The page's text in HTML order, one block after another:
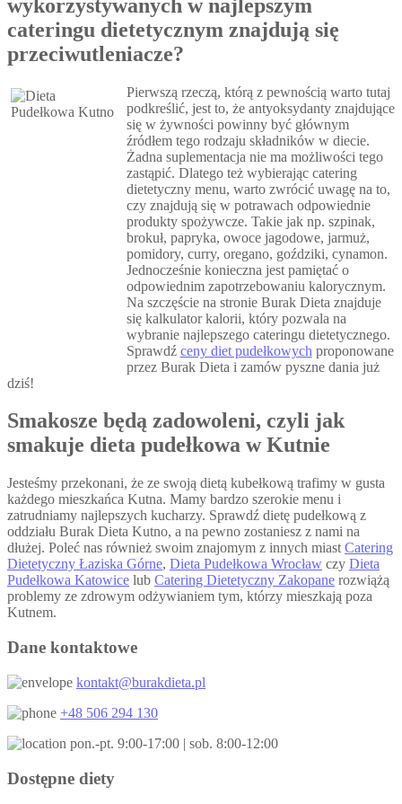
wykorzystywanych w najlepszym
cateringu dietetycznym znajdują się
przeciwutleniacze?
Pierwszą rzeczą, którą z pewnością warto tutaj
podkreślić, jest to, że antyoksydanty znajdujące
się w żywności powinny być głównym
źródłem tego rodzaju składników w diecie.
Żadna suplementacja nie ma możliwości tego
zastąpić. Dlatego też wybierając catering
dietetyczny menu, warto zwrócić uwagę na to,
czy znajdują się w potrawach odpowiednie
produkty spożywcze. Takie jak np. szpinak,
brokuł, papryka, owoce jagodowe, jarmuż,
pomidory, curry, oregano, goździki, cynamon.
Jednocześnie konieczna jest pamiętać o
odpowiednim zapotrzebowaniu kalorycznym.
Na szczęście na stronie Burak Dieta znajduje
się kalkulator kalorii, który pozwala na
wybranie najlepszego cateringu dietetycznego.
Sprawdź ceny diet pudełkowych proponowane
przez Burak Dieta i zamów pyszne dania już
dziś!
Smakosze będą zadowoleni, czyli jak
smakuje dieta pudełkowa w Kutnie
Jesteśmy przekonani, że ze swoją dietą kubełkową trafimy w gusta
każdego mieszkańca Kutna. Mamy bardzo szerokie menu i
zatrudniamy najlepszych kucharzy. Sprawdź dietę pudełkową z
oddziału Burak Dieta Kutno, a na pewno zostaniesz z nami na
dłużej. Poleć nas również swoim znajomym z innych miast Catering
Dietetyczny Łaziska Górne, Dieta Pudełkowa Wrocław czy Dieta
Pudełkowa Katowice lub Catering Dietetyczny Zakopane rozwiążą
problemy ze zdrowym odżywianiem tym, którzy mieszkają poza
Kutnem.
Dane kontaktowe
kontakt@burakdieta.pl
+48 506 294 130
pon.-pt. 9:00-17:00 | sob. 8:00-12:00
Dostępne diety